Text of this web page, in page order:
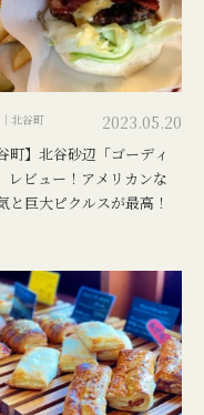
北谷町 2023.05.20
町】北谷砂辺「ゴーディ
レビュー！アメリカンな
と巨大ピクルスが最高！